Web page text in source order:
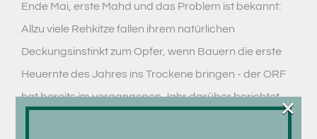
Ende Mai, erste Mahd und das Problem ist bekannt:
Allzu viele Rehkitze fallen ihrem natürlichen
Deckungsinstinkt zum Opfer, wenn Bauern die erste
Heuernte des Jahres ins Trockene bringen - der ORF
hat bereits im vergangenen Jahr darüber berichtet.×